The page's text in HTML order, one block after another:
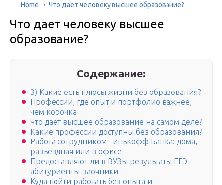
Home Что дает человеку высшее образование?
Что дает человеку высшее
образование?
Содержание:
3) Какие есть плюсы жизни без образования?
Профессии, где опыт и портфолио важнее,
чем корочка
Что дает высшее образование на самом деле?
Какие профессии доступны без образования?
Работа сотрудником Тинькофф Банка: дома,
разъездная или в офисе
Предоставляют ли в ВУЗы результаты ЕГЭ
абитуриенты-заочники
Куда пойти работать без опыта и